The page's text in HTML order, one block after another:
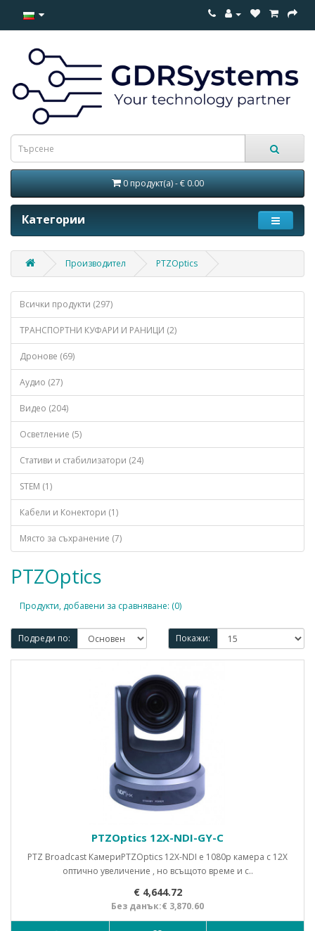
0 продукт(а) - € 0.00
Категории
Производител PTZOptics
Всички продукти (297)
ТРАНСПОРТНИ КУФАРИ И РАНИЦИ (2)
Дронове (69)
Аудио (27)
Видео (204)
Осветление (5)
Стативи и стабилизатори (24)
STEM (1)
Кабели и Конектори (1)
Място за съхранение (7)
PTZOptics
Продукти, добавени за сравняване: (0)
Подреди по: Покажи:
PTZOptics 12X-NDI-GY-C
PTZ Broadcast КамериPTZOptics 12X-NDI е 1080p камера с 12X
оптично увеличение , но всъщото време и с..
€ 4,644.72
Без данък:€ 3,870.60